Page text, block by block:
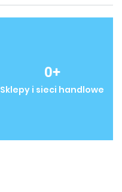
0+
Sklepy i sieci handlowe